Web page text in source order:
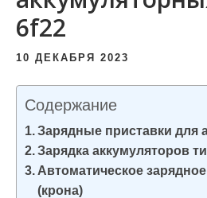
6f22
10 ДЕКАБРЯ 2023
Содержание
Зарядные приставки для
Зарядка аккумуляторов
Автоматическое
(крона)